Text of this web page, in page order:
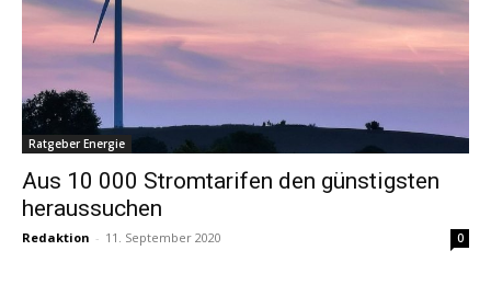
Ratgeber Energie
Aus 10 000 Stromtarifen den günstigsten
heraussuchen
Redaktion - 11. September 2020 0